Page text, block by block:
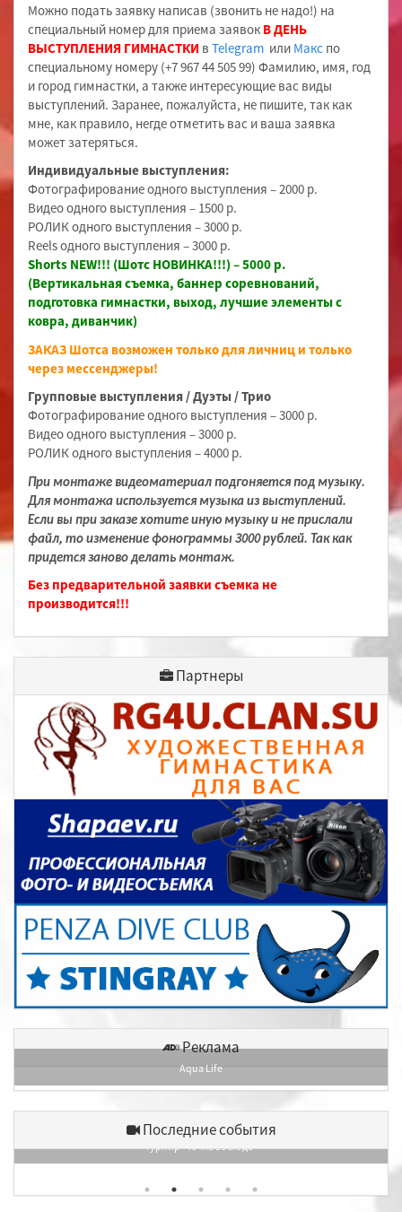
Можно подать заявку написав (звонить не надо!) на
специальный номер для приема заявок В ДЕНЬ
ВЫСТУПЛЕНИЯ ГИМНАСТКИ в Telegram или Макс по
специальному номеру (+7 967 44 505 99) Фамилию, имя, год
и город гимнастки, а также интересующие вас виды
выступлений. Заранее, пожалуйста, не пишите, так как
мне, как правило, негде отметить вас и ваша заявка
может затеряться.
Индивидуальные выступления:
Фотографирование одного выступления – 2000 р.
Видео одного выступления – 1500 р.
РОЛИК одного выступления – 3000 р.
Reels одного выступления – 3000 р.
Shorts NEW!!! (Шотс НОВИНКА!!!) – 5000 р.
(Вертикальная съемка, баннер соревнований,
подготовка гимнастки, выход, лучшие элементы с
ковра, диванчик)
ЗАКАЗ Шотса возможен только для личниц и только
через мессенджеры!
Групповые выступления / Дуэты / Трио
Фотографирование одного выступления – 3000 р.
Видео одного выступления – 3000 р.
РОЛИК одного выступления – 4000 р.
При монтаже видеоматериал подгоняется под музыку.
Для монтажа используется музыка из выступлений.
Если вы при заказе хотите иную музыку и не прислали
файл, то изменение фонограммы 3000 рублей. Так как
придется заново делать монтаж.
Без предварительной заявки съемка не
производится!!!
Партнеры
Реклама
Aqua Life
Последние события
Турнир «Точка восхода»